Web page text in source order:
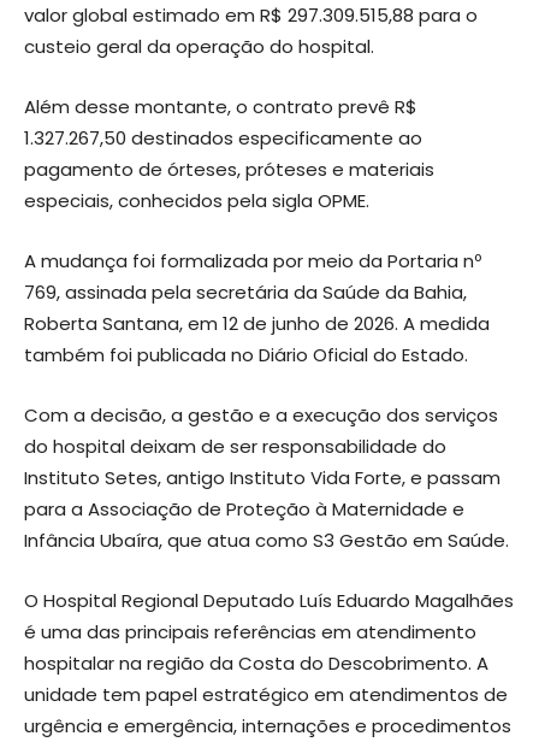
valor global estimado em R$ 297.309.515,88 para o
custeio geral da operação do hospital.
Além desse montante, o contrato prevê R$
1.327.267,50 destinados especificamente ao
pagamento de órteses, próteses e materiais
especiais, conhecidos pela sigla OPME.
A mudança foi formalizada por meio da Portaria nº
769, assinada pela secretária da Saúde da Bahia,
Roberta Santana, em 12 de junho de 2026. A medida
também foi publicada no Diário Oficial do Estado.
Com a decisão, a gestão e a execução dos serviços
do hospital deixam de ser responsabilidade do
Instituto Setes, antigo Instituto Vida Forte, e passam
para a Associação de Proteção à Maternidade e
Infância Ubaíra, que atua como S3 Gestão em Saúde.
O Hospital Regional Deputado Luís Eduardo Magalhães
é uma das principais referências em atendimento
hospitalar na região da Costa do Descobrimento. A
unidade tem papel estratégico em atendimentos de
urgência e emergência, internações e procedimentos